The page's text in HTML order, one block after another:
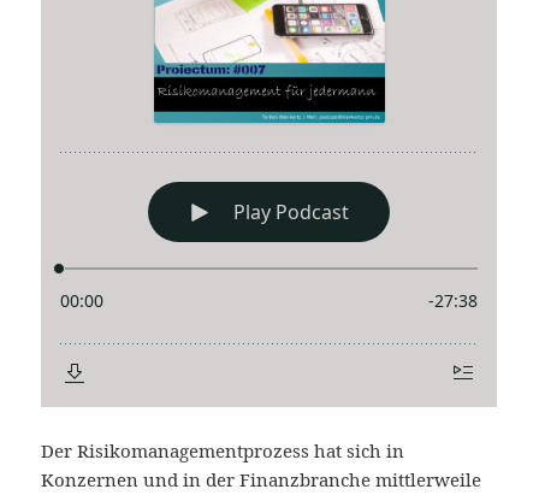
Der Risikomanagementprozess hat sich in
Konzernen und in der Finanzbranche mittlerweile